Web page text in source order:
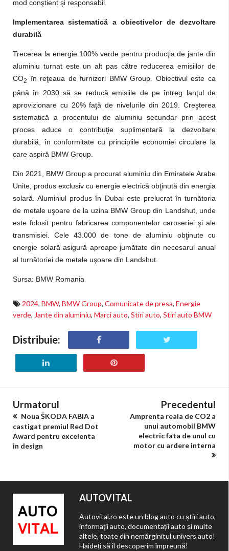
mod conştient şi responsabil.
Implementarea sistematică a obiectivelor de dezvoltare
durabilă
Trecerea la energie 100% verde pentru producţia de jante din
aluminiu turnat este un alt pas către reducerea emisiilor de
CO2
în reţeaua de furnizori BMW Group. Obiectivul este ca
până în 2030 să se reducă emisiile de pe întreg lanţul de
aprovizionare cu 20% faţă de nivelurile din 2019. Creşterea
sistematică a procentului de aluminiu secundar prin acest
proces aduce o contribuţie suplimentară la dezvoltare
durabilă, în conformitate cu principiile economiei circulare la
care aspiră BMW Group.
Din 2021, BMW Group a procurat aluminiu din Emiratele Arabe
Unite, produs exclusiv cu energie electrică obţinută din energia
solară. Aluminiul produs în Dubai este prelucrat în turnătoria
de metale uşoare de la uzina BMW Group din Landshut, unde
este folosit pentru fabricarea componentelor caroseriei şi ale
transmisiei. Cele 43.000 de tone de aluminiu obţinute cu
energie solară asigură aproape jumătate din necesarul anual
al turnătoriei de metale uşoare din Landshut.
Sursa: BMW Romania
2024, BMW, BMW Group, Comunicate de presa, Energie
verde, Jante din aluminiu, Marci auto, Stiri auto, Stiri auto BMW
Distribuie:
Urmatorul
Noua ŠKODA FABIA a
castigat premiul Red Dot
Award pentru excelenta
in design
Precedentul
Amprenta reala de CO2 a
unui automobil BMW
electric fata de unul cu
motor cu ardere interna
AUTOVITAL
Autovital.ro este un blog auto cu știri auto,
informații auto, documentații auto și multe
altele, toate din nemărginitul univers auto!
Haideți să îl descoperim împreună!